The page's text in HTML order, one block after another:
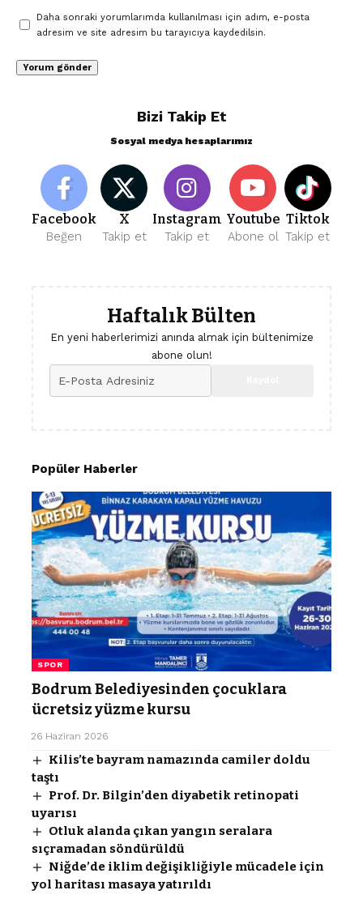
Daha sonraki yorumlarımda kullanılması için adım, e-posta
adresim ve site adresim bu tarayıcıya kaydedilsin.
Bizi Takip Et
Sosyal medya hesaplarımız
Facebook
Beğen
X
Takip et
Instagram
Takip et
Youtube
Abone ol
Tiktok
Takip et
Haftalık Bülten
En yeni haberlerimizi anında almak için bültenimize
abone olun!
Popüler Haberler
SPOR
Bodrum Belediyesinden çocuklara
ücretsiz yüzme kursu
26 Haziran 2026
Kilis’te bayram namazında camiler doldu
taştı
Prof. Dr. Bilgin’den diyabetik retinopati
uyarısı
Otluk alanda çıkan yangın seralara
sıçramadan söndürüldü
Niğde’de iklim değişikliğiyle mücadele için
yol haritası masaya yatırıldı